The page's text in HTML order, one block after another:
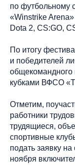
по футбольному
«Winstrike
Dota 2, CS:GO,
По итогу
и победителей
кубками ВФСО
Отметим,
работники
трудящиеся,
спортивные
подать заявку
ноября